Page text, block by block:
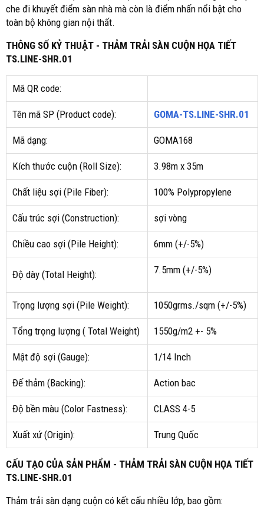
che đi khuyết điểm sàn nhà mà còn là điểm nhấn nổi bật cho
toàn bộ không gian nội thất.
THÔNG SỐ KỶ THUẬT - THẢM TRẢI SÀN CUỘN HỌA TIẾT
TS.LINE-SHR.01
Mã QR code:
Tên mã SP (Product code): GOMA-TS.LINE-SHR.01
Mã dạng: GOMA168
Kích thước cuộn (Roll Size): 3.98m x 35m
Chất liệu sợi (Pile Fiber): 100% Polypropylene
Cấu trúc sợi (Construction): sợi vòng
Chiều cao sợi (Pile Height): 6mm (+/-5%)
Độ dày (Total Height): 7.5mm (+/-5%)
Trọng lượng sợi (Pile Weight): 1050grms./sqm (+/-5%)
Tổng trọng lượng ( Total Weight) 1550g/m2 +- 5%
Mật độ sợi (Gauge): 1/14 Inch
Đế thảm (Backing): Action bac
Độ bền màu (Color Fastness): CLASS 4-5
Xuất xứ (Origin): Trung Quốc
CẤU TẠO CỦA SẢN PHẨM - THẢM TRẢI SÀN CUỘN HỌA TIẾT
TS.LINE-SHR.01
Thảm trải sàn dạng cuộn có kết cấu nhiều lớp, bao gồm: